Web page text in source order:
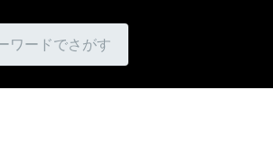
ワードでさがす